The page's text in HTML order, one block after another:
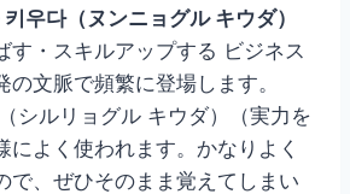
우다（ヌンニョグル キウダ）
す・スキルアップする ビジネス
の文脈で頻繁に登場します。
シルリョグル キウダ）（実力を
によく使われます。かなりよく
で、ぜひそのまま覚えてしまい